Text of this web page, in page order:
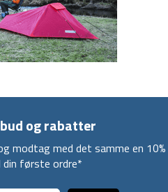
og rabatter
modtag med det samme en 10%
første ordre*